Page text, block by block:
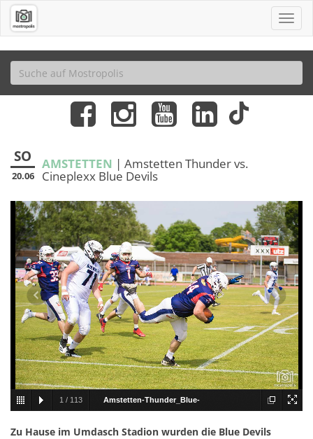
SO
20.06
AMSTETTEN | Amstetten Thunder vs.
Cineplexx Blue Devils
1 / 113 Amstetten-Thunder_Blue-
Zu Hause im Umdasch Stadion wurden die Blue Devils